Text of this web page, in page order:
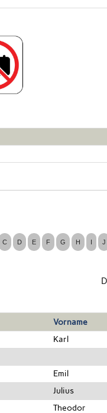
Vorname
Karl
Emil
Julius
Theodor